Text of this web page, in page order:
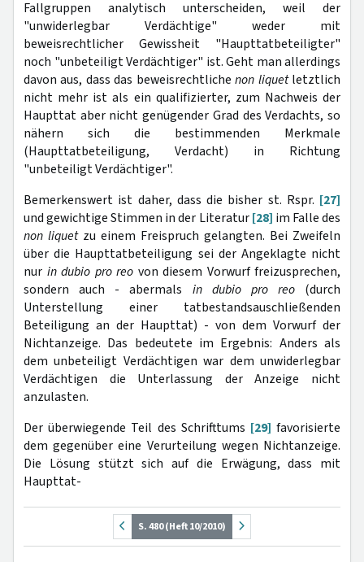
Fallgruppen analytisch unterscheiden, weil der
"unwiderlegbar Verdächtige" weder mit
beweisrechtlicher Gewissheit "Haupttatbeteiligter"
noch "unbeteiligt Verdächtiger" ist. Geht man allerdings
davon aus, dass das beweisrechtlichenon liquetletztlich
nicht mehr ist als ein qualifizierter, zum Nachweis der
Haupttat aber nicht genügender Grad des Verdachts, so
nähern sich die bestimmenden Merkmale
(Haupttatbeteiligung, Verdacht) in Richtung
"unbeteiligt Verdächtiger".
Bemerkenswert ist daher, dass die bisher st. Rspr. [27]
und gewichtige Stimmen in der Literatur[28] im Falle des
non liquetzu einem Freispruch gelangten. Bei Zweifeln
über die Haupttatbeteiligung sei der Angeklagte nicht
nur in dubio pro reo von diesem Vorwurf freizusprechen,
sondern auch - abermals in dubio pro reo(durch
Unterstellung einer tatbestandsauschließenden
Beteiligung an der Haupttat) - von dem Vorwurf der
Nichtanzeige. Das bedeutete im Ergebnis: Anders als
dem unbeteiligt Verdächtigen war dem unwiderlegbar
Verdächtigen die Unterlassung der Anzeige nicht
anzulasten.
Der überwiegende Teil des Schrifttums [29] favorisierte
dem gegenüber eine Verurteilung wegen Nichtanzeige.
Die Lösung stützt sich auf die Erwägung, dass mit
Haupttat-
S. 480 (Heft 10/2010)